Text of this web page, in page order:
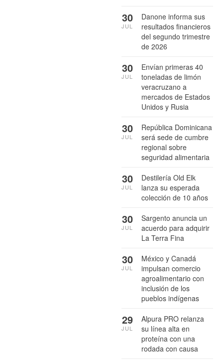
Danone informa sus
resultados financieros
del segundo trimestre
de 2026
30
JUL
Envían primeras 40
toneladas de limón
veracruzano a
mercados de Estados
Unidos y Rusia
30
JUL
República Dominicana
será sede de cumbre
regional sobre
seguridad alimentaria
30
JUL
Destilería Old Elk
lanza su esperada
colección de 10 años
30
JUL
Sargento anuncia un
acuerdo para adquirir
La Terra Fina
30
JUL
México y Canadá
impulsan comercio
agroalimentario con
inclusión de los
pueblos indígenas
30
JUL
Alpura PRO relanza
su línea alta en
proteína con una
rodada con causa
29
JUL